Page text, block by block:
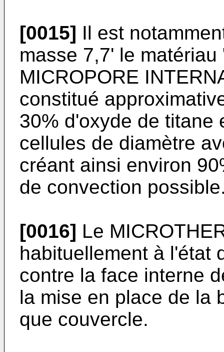
[0015] Il est
masse 7,7' le
MICROPORE
constitué
30% d'oxyde de titane
cellules de diamètre
créant ainsi environ
de convection
[0016] Le
habituellement à l'état
contre la face interne
la mise en place de la
que couvercle.